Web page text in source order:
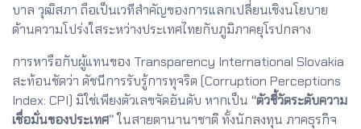
บาล วุฒิสภา ถือเป็นเวทีสำคัญของการแลกเปลี่ยนเชิงนโยบาย
ด้านความโปร่งใสระหว่างประเทศไทยกับภูมิภาคยุโรปกลาง
การหารือกับผู้แทนของ Transparency International Slovakia
สะท้อนชัดว่า ดัชนีการรับรู้การทุจริต (Corruption Perceptions
Index: CPI) มิใช่เพียงตัวเลขจัดอันดับ หากเป็น “ตัวชี้วัดระดับความ
เชื่อมั่นของประเทศ”ในสายตานานาชาติ ทั้งนักลงทุน ภาคธุรกิจ